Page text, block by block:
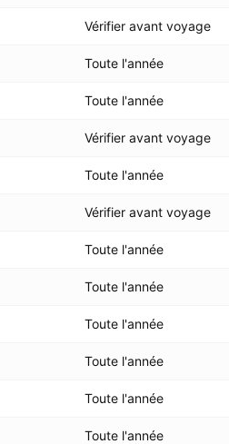
Vérifier avant voyage
Toute l'année
Toute l'année
Vérifier avant voyage
Toute l'année
Vérifier avant voyage
Toute l'année
Toute l'année
Toute l'année
Toute l'année
Toute l'année
Toute l'année